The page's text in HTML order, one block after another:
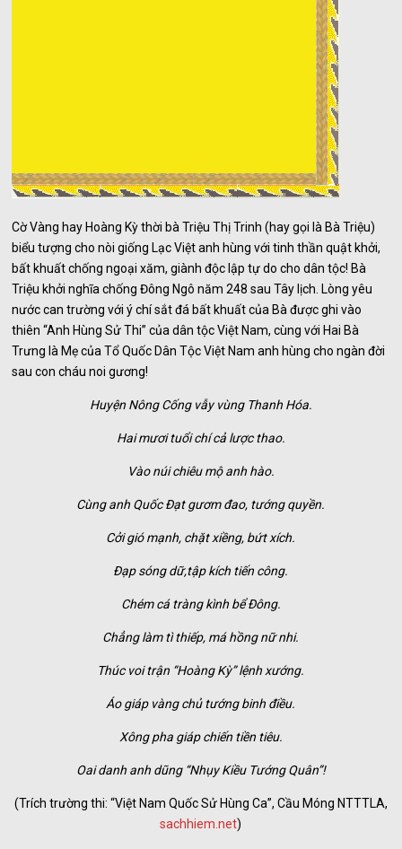
Cờ Vàng hay Hoàng Kỳ thời bà Triệu Thị Trinh (hay gọi là Bà Triệu)
biểu tượng cho nòi giống Lạc Việt anh hùng với tinh thần quật khởi,
bất khuất chống ngoại xăm, giành độc lập tự do cho dân tộc! Bà
Triệu khởi nghĩa chống Đông Ngô năm 248 sau Tây lịch. Lòng yêu
nước can trường với ý chí sắt đá bất khuất của Bà được ghi vào
thiên “Anh Hùng Sử Thi” của dân tộc Việt Nam, cùng với Hai Bà
Trưng là Mẹ của Tổ Quốc Dân Tộc Việt Nam anh hùng cho ngàn đời
sau con cháu noi gương!
Huyện Nông Cống vẫy vùng Thanh Hóa.
Hai mươi tuổi chí cả lược thao.
Vào núi chiêu mộ anh hào.
Cùng anh Quốc Đạt gươm đao, tướng quyền.
Cởi gió mạnh, chặt xiềng, bứt xích.
Đạp sóng dữ,tập kích tiến công.
Chém cá tràng kình bể Đông.
Chẳng làm tì thiếp, má hồng nữ nhi.
Thúc voi trận “Hoàng Kỳ” lệnh xướng.
Áo giáp vàng chủ tướng binh điều.
Xông pha giáp chiến tiền tiêu.
Oai danh anh dũng “Nhụy Kiều Tướng Quân”!
(Trích trường thi: “Việt Nam Quốc Sử Hùng Ca”, Cầu Móng NTTTLA,
sachhiem.net)